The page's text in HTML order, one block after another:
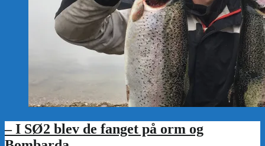
– I SØ2 blev de fanget på orm og